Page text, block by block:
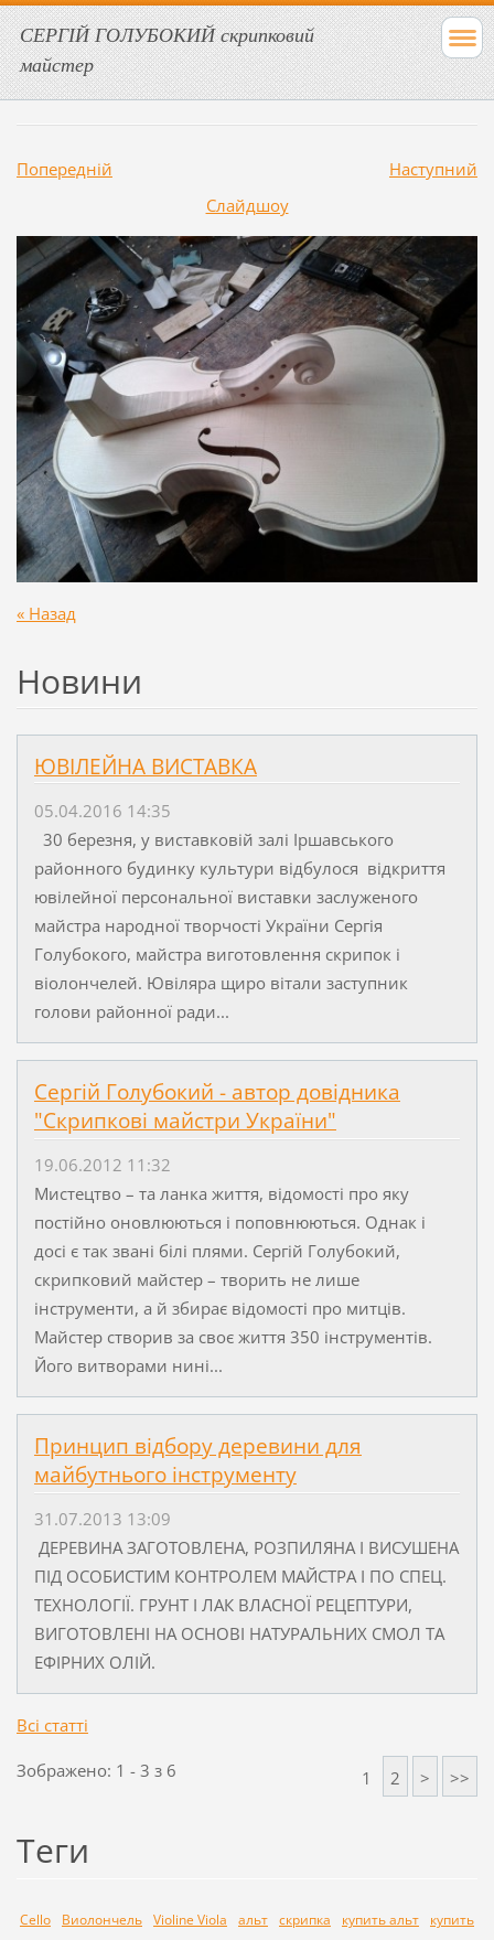
СЕРГІЙ ГОЛУБОКИЙ скрипковий
майстер
Попередній
Наступний
Слайдшоу
« Назад
Новини
ЮВІЛЕЙНА ВИСТАВКА
05.04.2016 14:35
30 березня, у виставковій залі Іршавського
районного будинку культури відбулося відкриття
ювілейної персональної виставки заслуженого
майстра народної творчості України Сергія
Голубокого, майстра виготовлення скрипок і
віолончелей. Ювіляра щиро вітали заступник
голови районної ради...
Сергій Голубокий - автор довідника
"Скрипкові майстри України"
19.06.2012 11:32
Мистецтво – та ланка життя, відомості про яку
постійно оновлюються і поповнюються. Однак і
досі є так звані білі плями. Сергій Голубокий,
скрипковий майстер – творить не лише
інструменти, а й збирає відомості про митців.
Майстер створив за своє життя 350 інструментів.
Його витворами нині...
Принцип відбору деревини для
майбутнього інструменту
31.07.2013 13:09
ДЕРЕВИНА ЗАГОТОВЛЕНА, РОЗПИЛЯНА І ВИСУШЕНА
ПІД ОСОБИСТИМ КОНТРОЛЕМ МАЙСТРА І ПО СПЕЦ.
ТЕХНОЛОГІЇ. ГРУНТ І ЛАК ВЛАСНОЇ РЕЦЕПТУРИ,
ВИГОТОВЛЕНІ НА ОСНОВІ НАТУРАЛЬНИХ СМОЛ ТА
ЕФІРНИХ ОЛІЙ.
Всі статті
Зображено: 1 - 3 з 6 1 2 > >>
Теги
Cello Виолончель Violine Viola альт скрипка купить альт
купить